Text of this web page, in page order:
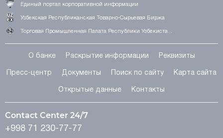
Единый портал корпоративной информации
Узбекская Республиканская Товарно-Сырьевая Биржа
Торговая Промышленная Палата Республики Узбекиста...
О банке Раскрытие информации Реквизиты
Пресс-центр Документы Поиск по сайту Карта сайта
Открытые данные Контакты
Contact Center 24/7
+998 71 230-77-77